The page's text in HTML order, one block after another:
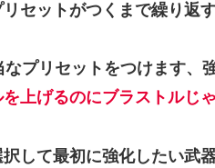
セットがつくまで繰り返す
プリセットをつけます、
上げるのにブラストルじ
して最初に強化したい武